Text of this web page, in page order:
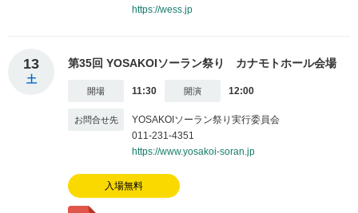
https://wess.jp
13
土
第35回 YOSAKOIソーラン祭り カナモトホール会場
11:30 12:00
YOSAKOIソーラン祭り実行委員会
011-231-4351
https://www.yosakoi-soran.jp
入場無料